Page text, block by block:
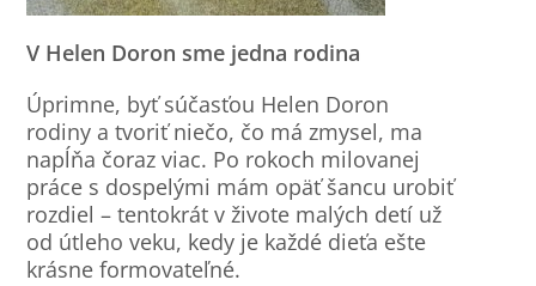
V Helen Doron sme jedna rodina
Úprimne, byť súčasťou Helen Doron
rodiny a tvoriť niečo, čo má zmysel, ma
napĺňa čoraz viac. Po rokoch milovanej
práce s dospelými mám opäť šancu urobiť
rozdiel – tentokrát v živote malých detí už
od útleho veku, kedy je každé dieťa ešte
krásne formovateľné.